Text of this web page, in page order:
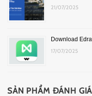
21/07/2025
Download
17/07/2025
SẢN PHẨM ĐÁNH